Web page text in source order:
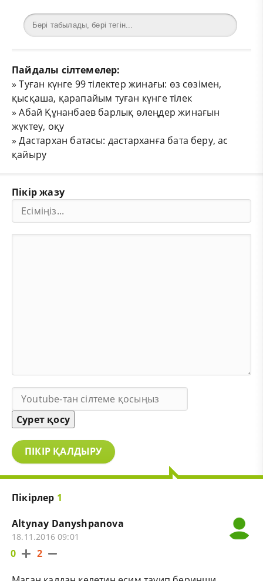
Пайдалы сілтемелер:
»Туған күнге 99 тілектер жинағы: өз сөзімен,
қысқаша, қарапайым туған күнге тілек
»Абай Құнанбаев барлық өлеңдер жинағын
жүктеу, оқу
»Дастархан батасы: дастарханға бата беру, ас
қайыру
Пікір жазу
Сурет қосу
ПІКІР ҚАЛДЫРУ
Пікірлер 1
Altynay Danyshpanova
18.11.2016 09:01
0 2